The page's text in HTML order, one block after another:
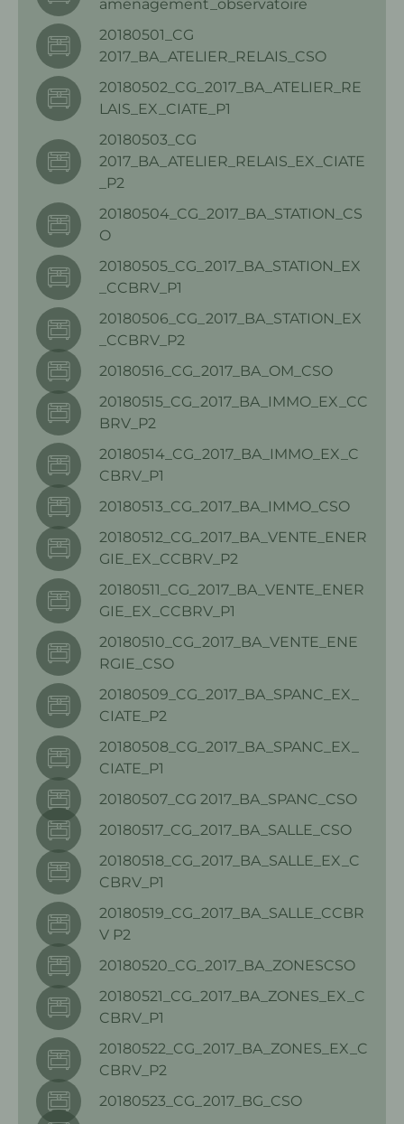
amenagement_observatoire
20180501_CG
2017_BA_ATELIER_RELAIS_CSO
20180502_CG_2017_BA_ATELIER_RE
LAIS_EX_CIATE_P1
20180503_CG
2017_BA_ATELIER_RELAIS_EX_CIATE
_P2
20180504_CG_2017_BA_STATION_CS
O
20180505_CG_2017_BA_STATION_EX
_CCBRV_P1
20180506_CG_2017_BA_STATION_EX
_CCBRV_P2
20180516_CG_2017_BA_OM_CSO
20180515_CG_2017_BA_IMMO_EX_CC
BRV_P2
20180514_CG_2017_BA_IMMO_EX_C
CBRV_P1
20180513_CG_2017_BA_IMMO_CSO
20180512_CG_2017_BA_VENTE_ENER
GIE_EX_CCBRV_P2
20180511_CG_2017_BA_VENTE_ENER
GIE_EX_CCBRV_P1
20180510_CG_2017_BA_VENTE_ENE
RGIE_CSO
20180509_CG_2017_BA_SPANC_EX_
CIATE_P2
20180508_CG_2017_BA_SPANC_EX_
CIATE_P1
20180507_CG 2017_BA_SPANC_CSO
20180517_CG_2017_BA_SALLE_CSO
20180518_CG_2017_BA_SALLE_EX_C
CBRV_P1
20180519_CG_2017_BA_SALLE_CCBR
V P2
20180520_CG_2017_BA_ZONESCSO
20180521_CG_2017_BA_ZONES_EX_C
CBRV_P1
20180522_CG_2017_BA_ZONES_EX_C
CBRV_P2
20180523_CG_2017_BG_CSO